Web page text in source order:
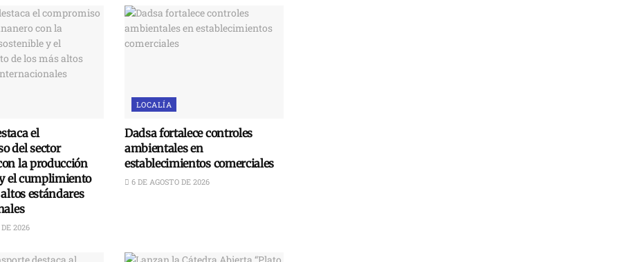
el
del sector
la producción
el cumplimiento
estándares
2026
LOCALÍA
Dadsa fortalece controles
ambientales en
establecimientos comerciales
6 DE AGOSTO DE 2026